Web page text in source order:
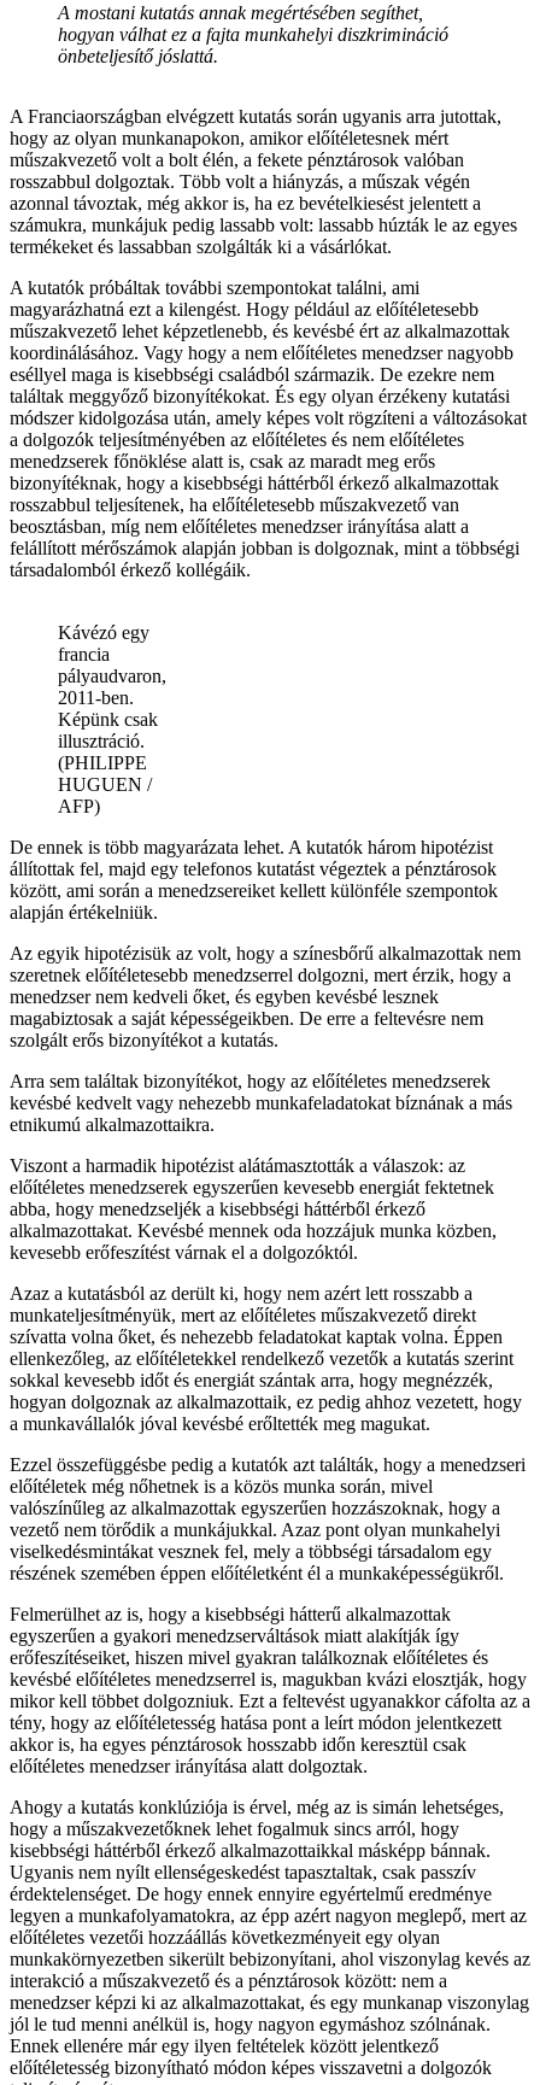
A mostani kutatás annak megértésében segíthet,
hogyan válhat ez a fajta munkahelyi diszkrimináció
önbeteljesítő jóslattá.
A Franciaországban elvégzett kutatás során ugyanis arra jutottak,
hogy az olyan munkanapokon, amikor előítéletesnek mért
műszakvezető volt a bolt élén, a fekete pénztárosok valóban
rosszabbul dolgoztak. Több volt a hiányzás, a műszak végén
azonnal távoztak, még akkor is, ha ez bevételkiesést jelentett a
számukra, munkájuk pedig lassabb volt: lassabb húzták le az egyes
termékeket és lassabban szolgálták ki a vásárlókat.
A kutatók próbáltak további szempontokat találni, ami
magyarázhatná ezt a kilengést. Hogy például az előítéletesebb
műszakvezető lehet képzetlenebb, és kevésbé ért az alkalmazottak
koordinálásához. Vagy hogy a nem előítéletes menedzser nagyobb
eséllyel maga is kisebbségi családból származik. De ezekre nem
találtak meggyőző bizonyítékokat. És egy olyan érzékeny kutatási
módszer kidolgozása után, amely képes volt rögzíteni a változásokat
a dolgozók teljesítményében az előítéletes és nem előítéletes
menedzserek főnöklése alatt is, csak az maradt meg erős
bizonyítéknak, hogy a kisebbségi háttérből érkező alkalmazottak
rosszabbul teljesítenek, ha előítéletesebb műszakvezető van
beosztásban, míg nem előítéletes menedzser irányítása alatt a
felállított mérőszámok alapján jobban is dolgoznak, mint a többségi
társadalomból érkező kollégáik.
Kávézó egy
francia
pályaudvaron,
2011-ben.
Képünk csak
illusztráció.
(PHILIPPE
HUGUEN /
AFP)
De ennek is több magyarázata lehet. A kutatók három hipotézist
állítottak fel, majd egy telefonos kutatást végeztek a pénztárosok
között, ami során a menedzsereiket kellett különféle szempontok
alapján értékelniük.
Az egyik hipotézisük az volt, hogy a színesbőrű alkalmazottak nem
szeretnek előítéletesebb menedzserrel dolgozni, mert érzik, hogy a
menedzser nem kedveli őket, és egyben kevésbé lesznek
magabiztosak a saját képességeikben. De erre a feltevésre nem
szolgált erős bizonyítékot a kutatás.
Arra sem találtak bizonyítékot, hogy az előítéletes menedzserek
kevésbé kedvelt vagy nehezebb munkafeladatokat bíznának a más
etnikumú alkalmazottaikra.
Viszont a harmadik hipotézist alátámasztották a válaszok: az
előítéletes menedzserek egyszerűen kevesebb energiát fektetnek
abba, hogy menedzseljék a kisebbségi háttérből érkező
alkalmazottakat. Kevésbé mennek oda hozzájuk munka közben,
kevesebb erőfeszítést várnak el a dolgozóktól.
Azaz a kutatásból az derült ki, hogy nem azért lett rosszabb a
munkateljesítményük, mert az előítéletes műszakvezető direkt
szívatta volna őket, és nehezebb feladatokat kaptak volna. Éppen
ellenkezőleg, az előítéletekkel rendelkező vezetők a kutatás szerint
sokkal kevesebb időt és energiát szántak arra, hogy megnézzék,
hogyan dolgoznak az alkalmazottaik, ez pedig ahhoz vezetett, hogy
a munkavállalók jóval kevésbé erőltették meg magukat.
Ezzel összefüggésbe pedig a kutatók azt találták, hogy a menedzseri
előítéletek még nőhetnek is a közös munka során, mivel
valószínűleg az alkalmazottak egyszerűen hozzászoknak, hogy a
vezető nem törődik a munkájukkal. Azaz pont olyan munkahelyi
viselkedésmintákat vesznek fel, mely a többségi társadalom egy
részének szemében éppen előítéletként él a munkaképességükről.
Felmerülhet az is, hogy a kisebbségi hátterű alkalmazottak
egyszerűen a gyakori menedzserváltások miatt alakítják így
erőfeszítéseiket, hiszen mivel gyakran találkoznak előítéletes és
kevésbé előítéletes menedzserrel is, magukban kvázi elosztják, hogy
mikor kell többet dolgozniuk. Ezt a feltevést ugyanakkor cáfolta az a
tény, hogy az előítéletesség hatása pont a leírt módon jelentkezett
akkor is, ha egyes pénztárosok hosszabb időn keresztül csak
előítéletes menedzser irányítása alatt dolgoztak.
Ahogy a kutatás konklúziója is érvel, még az is simán lehetséges,
hogy a műszakvezetőknek lehet fogalmuk sincs arról, hogy
kisebbségi háttérből érkező alkalmazottaikkal másképp bánnak.
Ugyanis nem nyílt ellenségeskedést tapasztaltak, csak passzív
érdektelenséget. De hogy ennek ennyire egyértelmű eredménye
legyen a munkafolyamatokra, az épp azért nagyon meglepő, mert az
előítéletes vezetői hozzáállás következményeit egy olyan
munkakörnyezetben sikerült bebizonyítani, ahol viszonylag kevés az
interakció a műszakvezető és a pénztárosok között: nem a
menedzser képzi ki az alkalmazottakat, és egy munkanap viszonylag
jól le tud menni anélkül is, hogy nagyon egymáshoz szólnának.
Ennek ellenére már egy ilyen feltételek között jelentkező
előítéletesség bizonyítható módon képes visszavetni a dolgozók